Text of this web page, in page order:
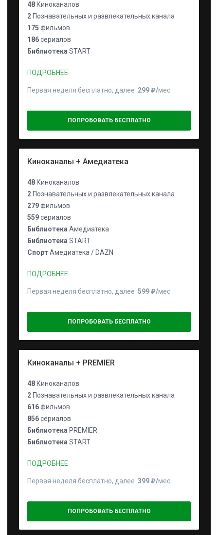
48 Киноканалов
2 Познавательных и развлекательных канала
175 фильмов
186сериалов
Библиотека START
ПОДРОБНЕЕ
Первая неделя бесплатно, далее 299 ₽⁠/⁠мес
ПОПРОБОВАТЬ БЕСПЛАТНО
Киноканалы + Амедиатека
48 Киноканалов
2 Познавательных и развлекательных канала
279фильмов
559сериалов
Библиотека Амедиатека
Библиотека START
СпортАмедиатека / DAZN
ПОДРОБНЕЕ
Первая неделя бесплатно, далее 599 ₽⁠/⁠мес
ПОПРОБОВАТЬ БЕСПЛАТНО
Киноканалы + PREMIER
48 Киноканалов
2 Познавательных и развлекательных канала
616фильмов
856сериалов
Библиотека PREMIER
Библиотека START
ПОДРОБНЕЕ
Первая неделя бесплатно, далее 399 ₽⁠/⁠мес
ПОПРОБОВАТЬ БЕСПЛАТНО